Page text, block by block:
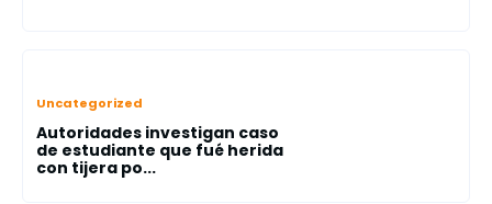
Uncategorized
Autoridades investigan caso
de estudiante que fué herida
con tijera po...